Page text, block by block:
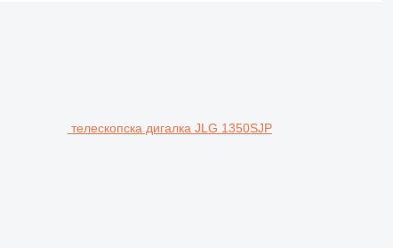
телескопска дигалка JLG 1350SJP